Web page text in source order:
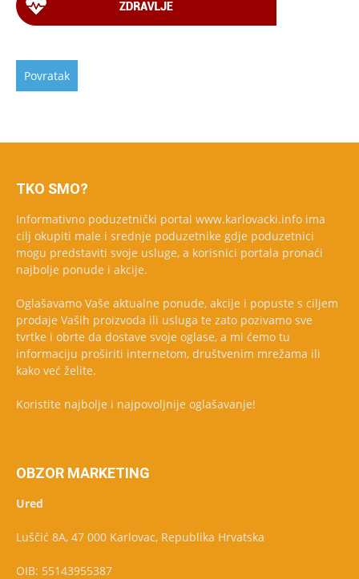
TKO SMO?
Informativno poduzetnički portal www.karlovacki.info ima
cilj okupiti male i srednje poduzetnike gdje poduzetnici
mogu predstaviti svoje usluge, a korisnici portala pronaći
najbolje ponude i akcije.
Oglašavamo Vaše aktualne ponude, akcije i popuste s ciljem
prodaje Vaših proizvoda ili usluga te zato pozivamo sve
tvrtke i obrte da dostave svoje oglase, a mi ćemo tu
informaciju proširiti internetom, društvenim mrežama ili
kako već želite.
Koristite najbolje i najpovoljnije oglašavanje!
OBZOR MARKETING
Ured
Luščić 8A, 47 000 Karlovac, Republika Hrvatska
OIB: 55143955387